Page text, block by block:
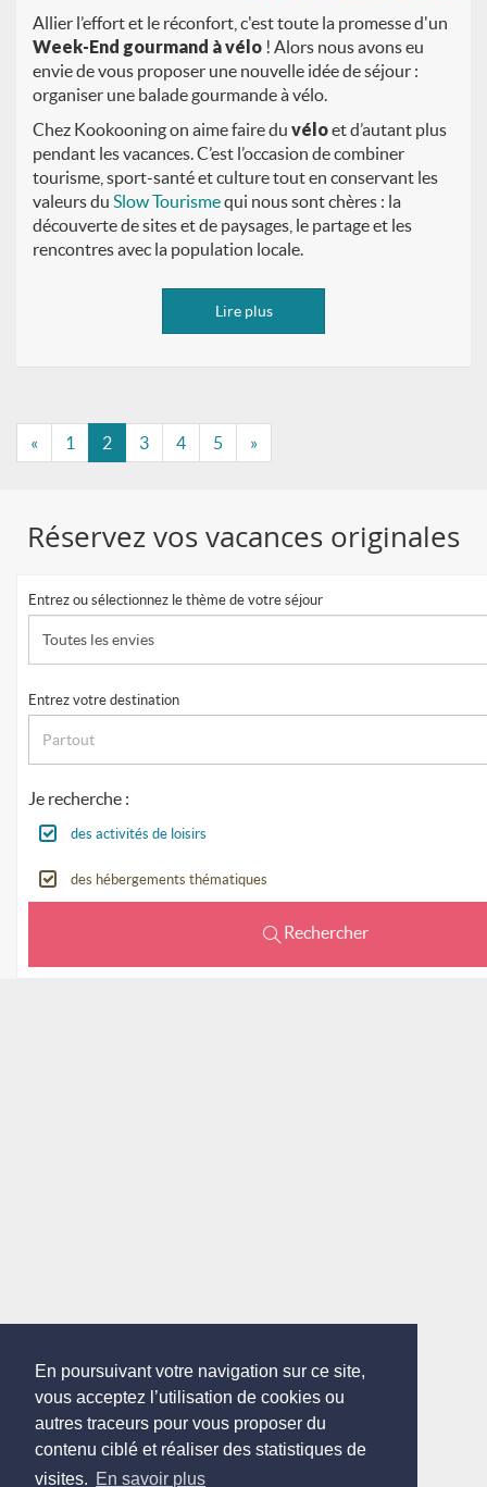
En poursuivant votre navigation sur ce site,
vous acceptez l’utilisation de cookies ou
autres traceurs pour vous proposer du
contenu ciblé et réaliser des statistiques de
visites. En savoir plus
Allier l’effort et le réconfort, c'est toute la promesse d'un
Week-End gourmand à vélo ! Alors nous avons eu
envie de vous proposer une nouvelle idée de séjour :
organiser une balade gourmande à vélo.
Chez Kookooning on aime faire du véloet d’autant plus
pendant les vacances. C’est l’occasion de combiner
tourisme, sport-santé et culture tout en conservant les
valeurs du Slow Tourismequi nous sont chères : la
découverte de sites et de paysages, le partage et les
rencontres avec la population locale.
Lire plus
« 1 2 3 4 5 »
Réservez vos vacances originales
Entrez ou sélectionnez le thème de votre séjour
Toutes les envies
Entrez votre destination
Je recherche :
des activités de loisirs
des hébergements thématiques
Rechercher